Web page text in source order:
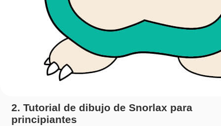
2. Tutorial de dibujo de Snorlax para
principiantes